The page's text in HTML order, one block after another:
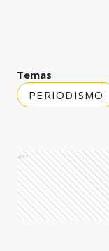
Temas
PERIODISMO
Ads